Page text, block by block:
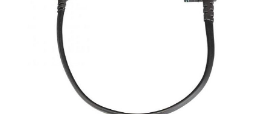
Gravel-pyörät